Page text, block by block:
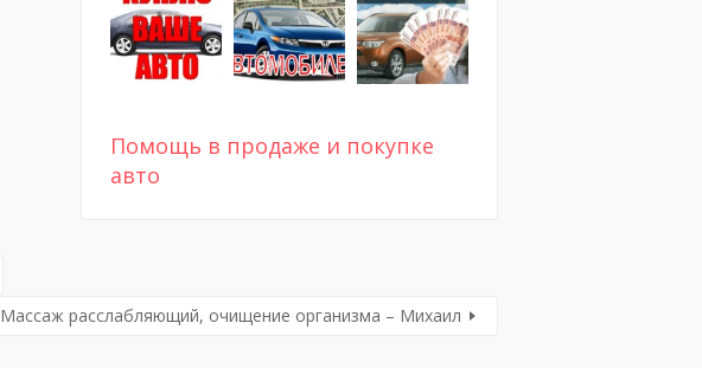
Помощь в продаже и покупке
авто
Массаж расслабляющий, очищение организма – Михаил